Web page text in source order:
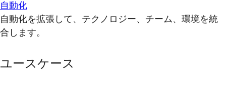
自動化
自動化を拡張して、テクノロジー、チーム、環境を統
合します。
ユースケース